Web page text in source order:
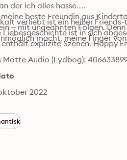
der ich alles hasse.
meine beste Freundin aus
– mit ungeahnten Folgen.
macht, meine Finger
verliebt ist ein heißer
Liebesgeschichte ist in sich
explizite Szenen. Happy
Motte Audio (Lydbog):
2022